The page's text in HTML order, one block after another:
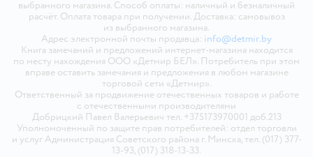
выбранного магазина. Способ оплаты: наличный и безналичный
расчёт. Оплата товара при получении. Доставка: самовывоз
из выбранного магазина.
Адрес электронной почты продавца: info@detmir.by
Книга замечаний и предложений интернет-магазина находится
по месту нахождения ООО «Детмир БЕЛ». Потребитель при этом
вправе оставить замечания и предложения в любом магазине
торговой сети «Детмир».
Ответственный за продвижение отечественных товаров и работе
с отечественными производителями
Добрицкий Павел Валерьевич тел. +375173970001 доб.213
Уполномоченный по защите прав потребителей: отдел торговли
и услуг Администрация Советского района г. Минска, тел. (017) 377-
13-93, (017) 318-13-33.